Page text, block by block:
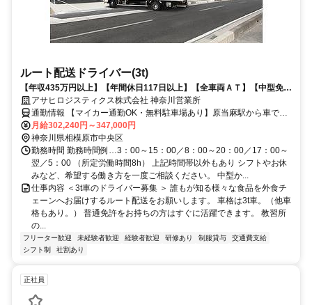
ルート配送ドライバー(3t)
【年収435万円以上】【年間休日117日以上】【全車両ＡＴ】【中型免許
取得支援制度あり】など多くの人が働きやすい環境を整えています
アサヒロジスティクス株式会社 神奈川営業所
通勤情報 【マイカー通勤OK・無料駐車場あり】原当麻駅から車で8
分、上溝駅から車で15分、相模大野駅から車で35分
月給302,240円～347,000円
神奈川県相模原市中央区
勤務時間 勤務時間例…3：00～15：00／8：00～20：00／17：00～
翌／5：00 （所定労働時間8h） 上記時間帯以外もあり シフトやお休
みなど、希望する働き方を一度ご相談ください。 中型か...
仕事内容 ＜3t車のドライバー募集 ＞ 誰もが知る様々な食品を外食チ
ェーンへお届けするルート配送をお願いします。 車格は3t車。（他車
格もあり。） 普通免許をお持ちの方はすぐに活躍できます。 教習所
の...
フリーター歓迎 未経験者歓迎 経験者歓迎 研修あり 制服貸与
交通費支給
シフト制
社割あり
正社員